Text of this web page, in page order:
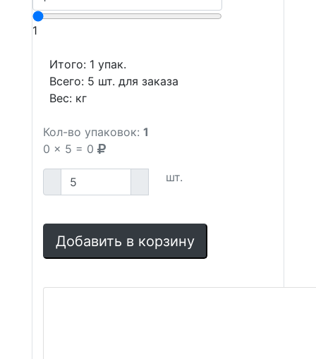
1
Итого: 1 упак.
Всего: 5 шт. для заказа
Вес: кг
Кол-во упаковок: 1
0 x 5 = 0
шт.
Добавить в корзину